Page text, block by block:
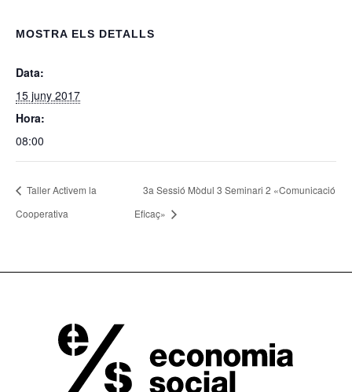
MOSTRA ELS DETALLS
Data:
15 juny 2017
Hora:
08:00
Taller Activem la
Cooperativa
3a Sessió Mòdul 3 Seminari 2 «Comunicació
Eficaç»